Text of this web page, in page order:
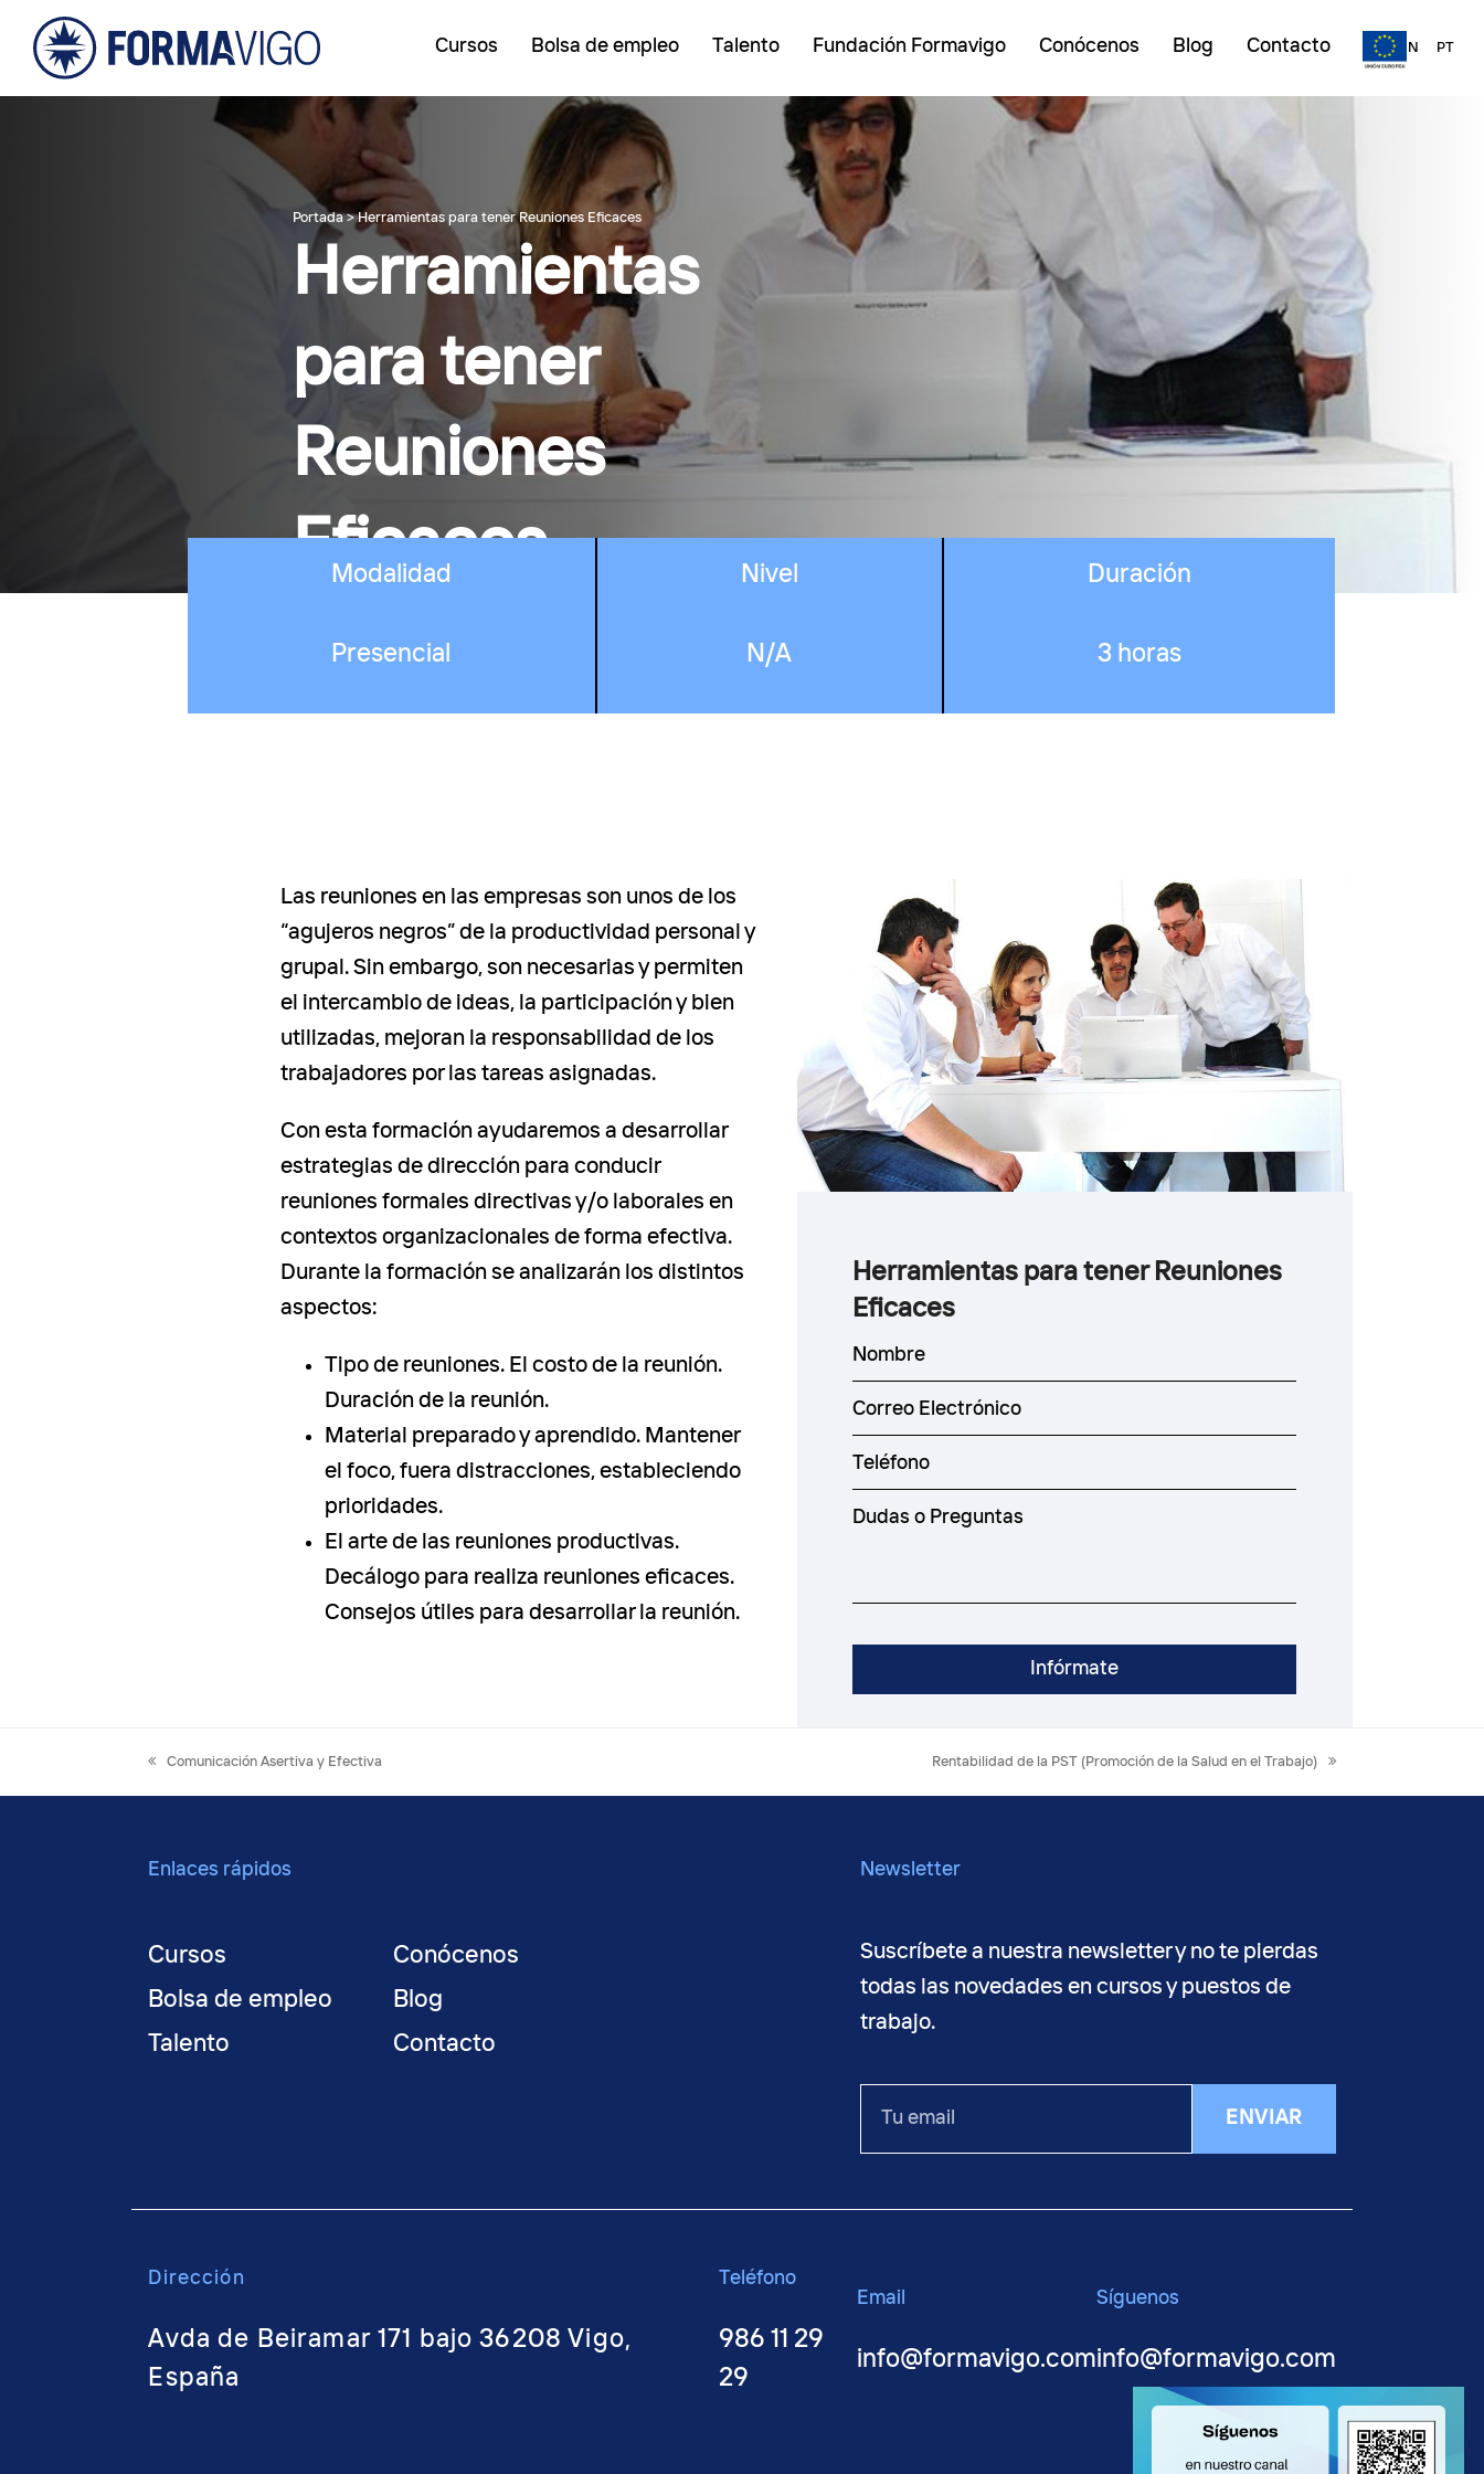
Cursos Bolsa de empleo Talento Fundación Formavigo Conócenos Blog Contacto ES EN PT
Portada>Herramientas para tener Reuniones Eficaces
Herramientas
para tener
Reuniones
Eficaces
Modalidad
Presencial
Nivel
N/A
Duración
3 horas
Las reuniones en las empresas son unos de los
“agujeros negros” de la productividad personal y
grupal. Sin embargo, son necesarias y permiten
el intercambio de ideas, la participación y bien
utilizadas, mejoran la responsabilidad de los
trabajadores por las tareas asignadas.
Con esta formación ayudaremos a desarrollar
estrategias de dirección para conducir
reuniones formales directivas y/o laborales en
contextos organizacionales de forma efectiva.
Durante la formación se analizarán los distintos
aspectos:
Tipo de reuniones. El costo de la reunión.
Duración de la reunión.
Material preparado y aprendido. Mantener
el foco, fuera distracciones, estableciendo
prioridades.
El arte de las reuniones productivas.
Decálogo para realiza reuniones eficaces.
Consejos útiles para desarrollar la reunión.
Herramientas para tener Reuniones
Eficaces
previous
Comunicación Asertiva y Efectiva
next
Rentabilidad de la PST (Promoción de la Salud en el Trabajo)
Enlaces rápidos
Cursos
Bolsa de empleo
Talento
Conócenos
Blog
Contacto
Newsletter
Suscríbete a nuestra newsletter y no te pierdas
todas las novedades en cursos y puestos de
trabajo.
email
ENVIAR
Dirección
Avda de Beiramar 171 bajo 36208 Vigo,
España
Teléfono
986 11 29
29
Email
info@formavigo.com
Síguenos
info@formavigo.com